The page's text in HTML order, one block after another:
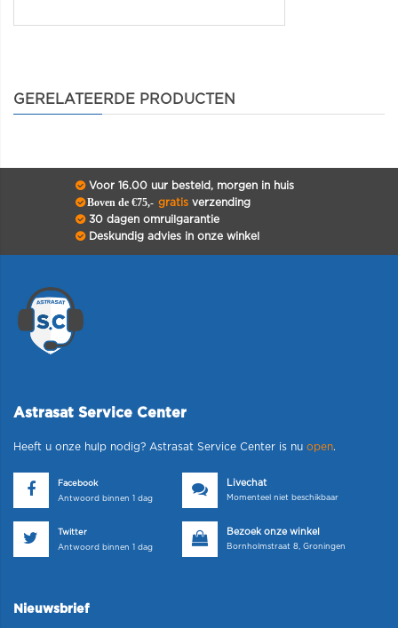
GERELATEERDE PRODUCTEN
Voor 16.00 uur besteld, morgen in huis
Boven de €75,- gratisverzending
30 dagen omruilgarantie
Deskundig advies in onze winkel
Astrasat Service Center
Heeft u onze hulp nodig? Astrasat Service Center is nu open.
Facebook
Antwoord binnen 1 dag
Livechat
Momenteel niet beschikbaar
Twitter
Antwoord binnen 1 dag
Bezoek onze winkel
Bornholmstraat 8, Groningen
Nieuwsbrief